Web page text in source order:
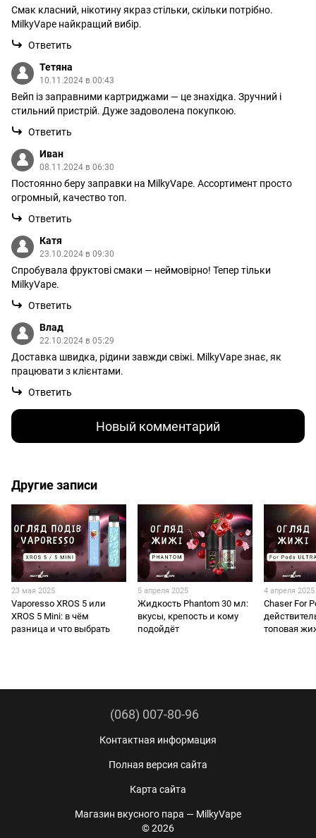
Смак класний, нікотину якраз стільки, скільки потрібно.
MilkyVape найкращий вибір.
Ответить
Тетяна
10.11.2024 в 00:43
Вейп із заправними картриджами — це знахідка. Зручний і
стильний пристрій. Дуже задоволена покупкою.
Ответить
Иван
08.11.2024 в 06:30
Постоянно беру заправки на MilkyVape. Ассортимент просто
огромный, качество топ.
Ответить
Катя
23.10.2024 в 09:30
Спробувала фруктові смаки — неймовірно! Тепер тільки
MilkyVape.
Ответить
Влад
22.10.2024 в 05:29
Доставка швидка, рідини завжди свіжі. MilkyVape знає, як
працювати з клієнтами.
Ответить
Новый комментарий
Другие записи
23 мая 2025
Vaporesso XROS 5 или
XROS 5 Mini: в чём
разница и что выбрать
5 апреля 2025
Жидкость Phantom 30 мл:
вкусы, крепость и кому
подойдёт
4 апреля 2025
Chaser For
топовая
(068) 007-80-96
Контактная информация
Полная версия сайта
Карта сайта
Магазин вкусного пара — MilkyVape
© 2026